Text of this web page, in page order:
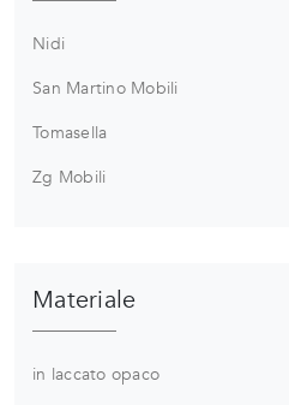
Nidi
San Martino Mobili
Tomasella
Zg Mobili
Materiale
in laccato opaco